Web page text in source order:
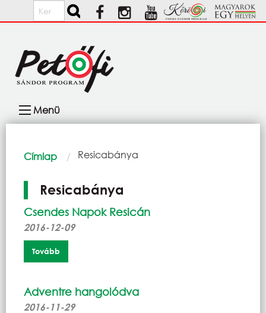
Ugrás a tartalomra
Keresés
navigáció
Menü
Morzsa
Címlap Current:
Resicabánya
Resicabánya
Csendes Napok Resicán
2016-12-09
Tovább
Adventre hangolódva
2016-11-29